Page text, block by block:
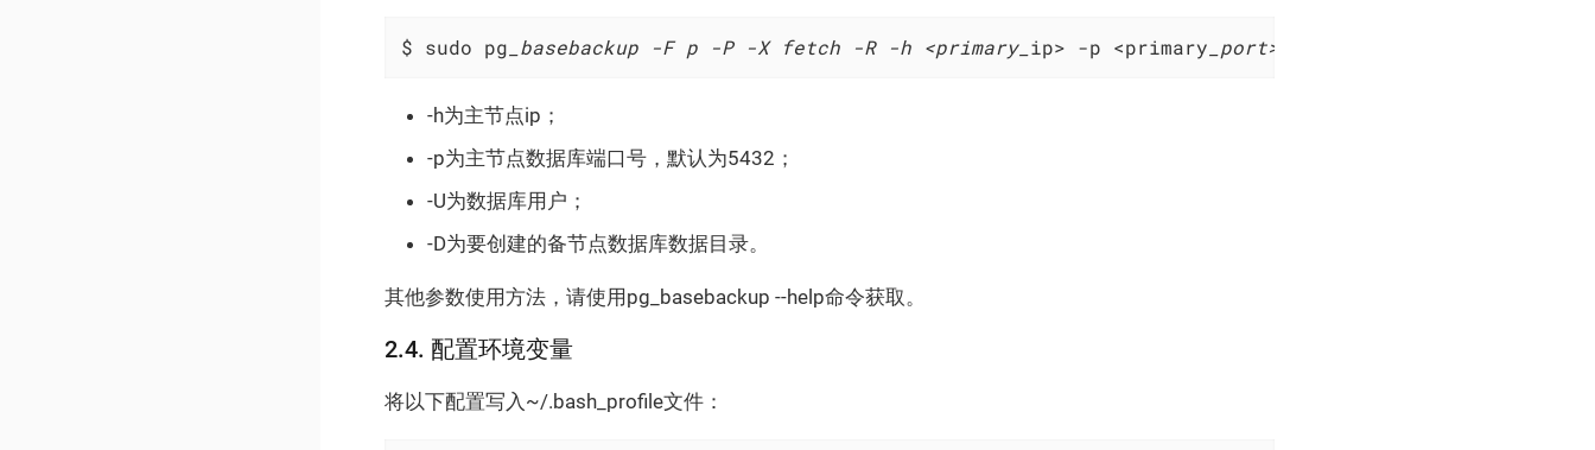
$ sudo pg _basebackup -F p -P -X fetch -R -h <primary_ ip> -p <primary _port> -U ivorysql -D /usr/
-h为主节点ip；
-p为主节点数据库端口号，默认为5432；
-U为数据库用户；
-D为要创建的备节点数据库数据目录。
其他参数使用方法，请使用pg_basebackup --help命令获取。
2.4. 配置环境变量
将以下配置写入~/.bash_profile文件：